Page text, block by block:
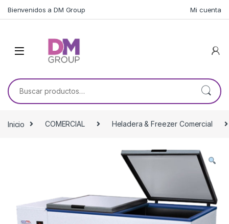
Bienvenidos a DM Group Mi cuenta
Buscar por:
Inicio COMERCIAL Heladera & Freezer Comercial